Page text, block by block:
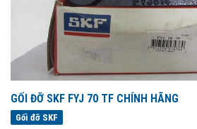
GỐI ĐỠ SKF FYJ 70 TF CHÍNH HÃNG
Gối đỡ SKF